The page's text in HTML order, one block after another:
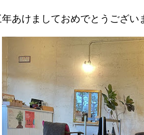
あけましておめでとうござい